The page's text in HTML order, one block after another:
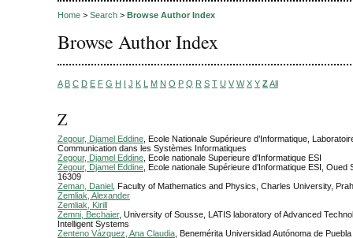
Home > Search > Browse Author Index
Browse Author Index
A B C D E F G H I J K L M N O P Q R S T U V W X Y ZAll
Z
Zegour, Djamel Eddine , Ecole Nationale Supérieure d’Informatique,
Communication dans les Systèmes Informatiques
Zegour, Djamel Eddine , Ecole nationale Superieure d'Informatique ESI
Zegour, Djamel Eddine , Ecole nationale Supérieure d’Informatique ESI, Oued
16309
Zeman, Daniel
, Faculty of Mathematics and Physics, Charles University,
Zemliak, Alexander
Zemliak, Kirill
Zemni, Bechaier, University of Sousse, LATIS laboratory of Advanced
Intelligent Systems
Zenteno Vázquez, Ana Claudia , Benemérita Universidad Autónoma de Puebla